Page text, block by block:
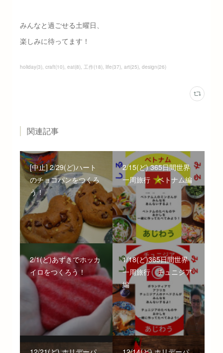
みんなと過ごせる土曜日、
楽しみに待ってます！
holiday(3) craft(10) eat(8) 工作(18) life(37) art(25) design(26)
関連記事
[中止] 2/29(ど)ハート
のチョコパンをつくろ
う！
2/15(ど) 365日間世界
一周旅行 ベトナム編
2/1(ど)あずきでホッカ
イロをつくろう！
1/18(ど)365日間世界
一周旅行 チュニジア
編